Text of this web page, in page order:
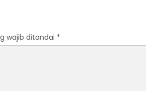
wajib ditandai *